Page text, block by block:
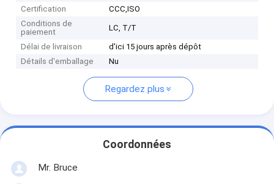
Certification
CCC,ISO
Conditions de
paiement
LC, T/T
Délai de livraison
d'ici 15 jours après dépôt
Détails d'emballage
Nu
Regardez plus
Coordonnées
Mr. Bruce